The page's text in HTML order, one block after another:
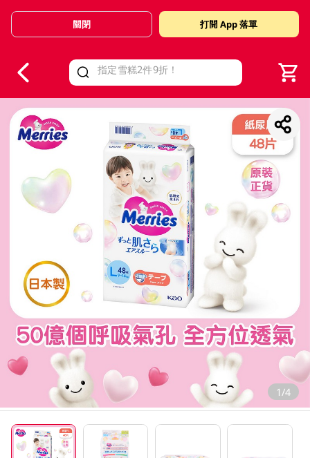
Valid Until 30 June 2026
關閉 打開 App 落單
1/4